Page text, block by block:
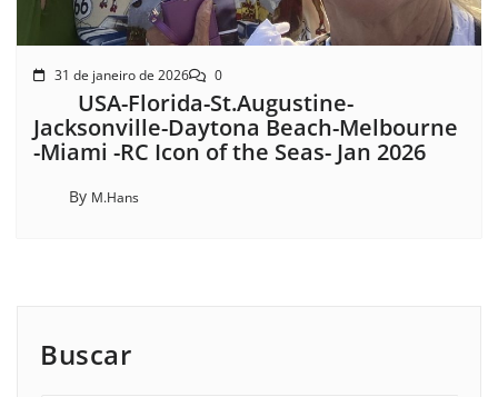
31 de janeiro de 2026 0
USA-Florida-St.Augustine-
Jacksonville-Daytona Beach-Melbourne
-Miami -RC Icon of the Seas- Jan 2026
By M.Hans
Buscar